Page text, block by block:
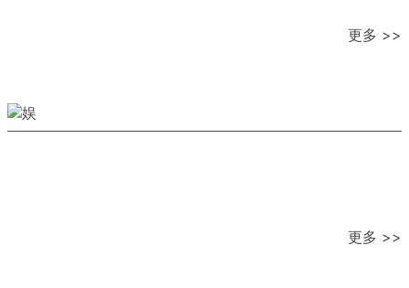
更多 >>
更多 >>